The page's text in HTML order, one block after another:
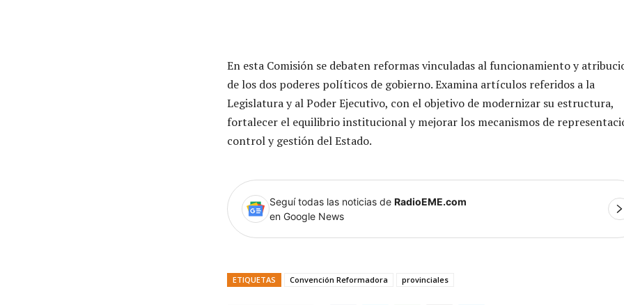
En esta Comisión se debaten reformas vinculadas al funcionamiento y
de los dos poderes políticos de gobierno. Examina artículos referidos a la
Legislatura y al Poder Ejecutivo, con el objetivo de modernizar su estructura,
fortalecer el equilibrio institucional y mejorar los mecanismos de
control y gestión del Estado.
Seguí todas las noticias de RadioEME.com
en Google News
ETIQUETAS Convención Reformadora provinciales